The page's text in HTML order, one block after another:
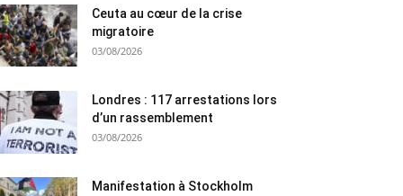
Ceuta au cœur de la crise
migratoire
03/08/2026
Londres : 117 arrestations lors
d’un rassemblement
03/08/2026
Manifestation à Stockholm